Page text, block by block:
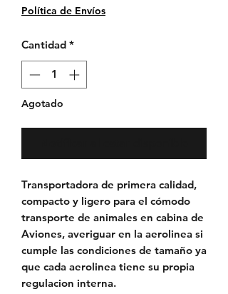
Política de Envíos
Cantidad *
Agotado
Transportadora de primera calidad,
compacto y ligero para el cómodo
transporte de animales en cabina de
Aviones, averiguar en la aerolinea si
cumple las condiciones de tamaño ya
que cada aerolinea tiene su propia
regulacion interna.